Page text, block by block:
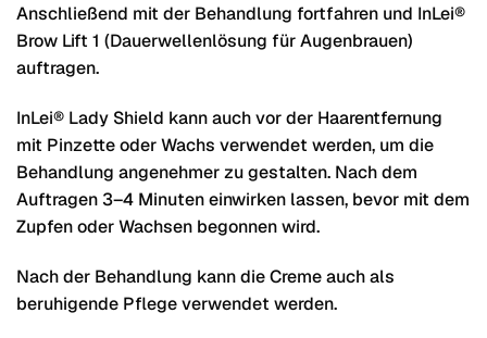
Anschließend mit der Behandlung fortfahren und InLei®
Brow Lift 1 (Dauerwellenlösung für Augenbrauen)
auftragen.
InLei® Lady Shield kann auch vor der Haarentfernung
mit Pinzette oder Wachs verwendet werden, um die
Behandlung angenehmer zu gestalten. Nach dem
Auftragen 3–4 Minuten einwirken lassen, bevor mit dem
Zupfen oder Wachsen begonnen wird.
Nach der Behandlung kann die Creme auch als
beruhigende Pflege verwendet werden.